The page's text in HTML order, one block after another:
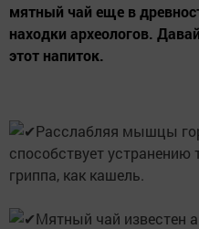
мятный чай еще в
находки археологов.
этот напиток.
Расслабляя мышцы
способствует
гриппа, как кашель.
Мятный чай известен